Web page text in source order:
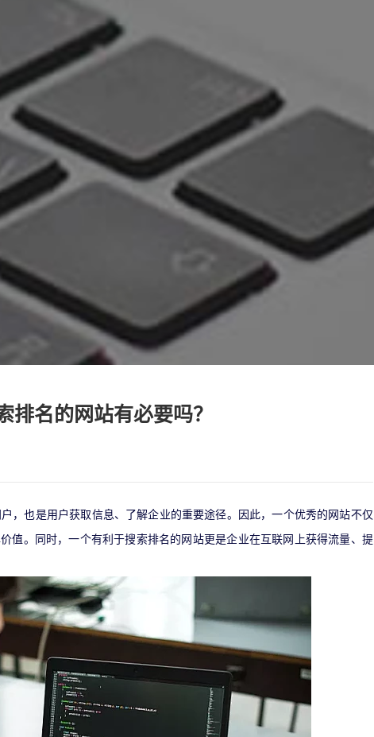
排名的网站有必要吗？
，也是用户获取信息、了解企业的重要途径。因此，一个优秀的网站不仅
值。同时，一个有利于搜索排名的网站更是企业在互联网上获得流量、提